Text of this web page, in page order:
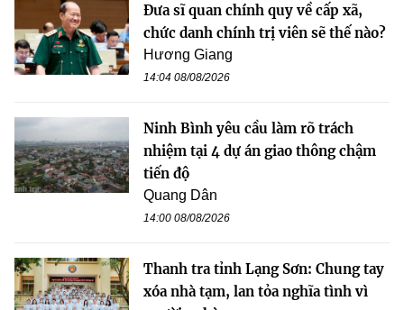
Đưa sĩ quan chính quy về cấp xã,
chức danh chính trị viên sẽ thế nào?
Hương Giang
14:04 08/08/2026
Ninh Bình yêu cầu làm rõ trách
nhiệm tại 4 dự án giao thông chậm
tiến độ
Quang Dân
14:00 08/08/2026
Thanh tra tỉnh Lạng Sơn: Chung tay
xóa nhà tạm, lan tỏa nghĩa tình vì